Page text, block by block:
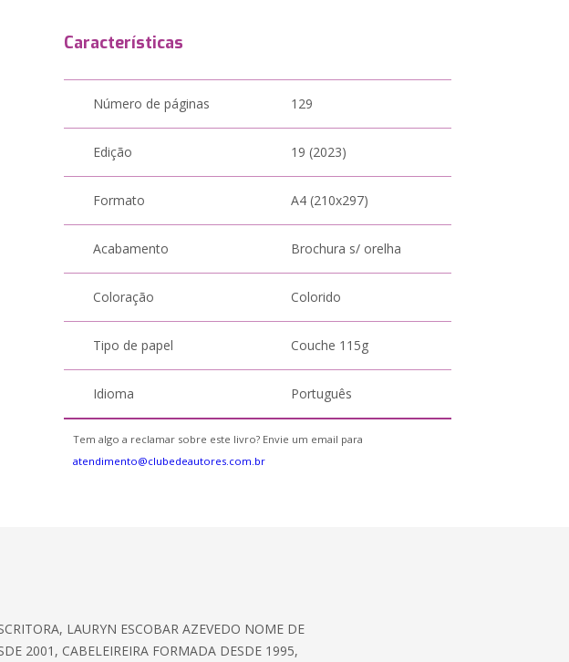
Características
Número de páginas 129
Edição 19 (2023)
Formato A4 (210x297)
Acabamento Brochura s/ orelha
Coloração Colorido
Tipo de papel Couche 115g
Idioma Português
Tem algo a reclamar sobre este livro? Envie um email para
atendimento@clubedeautores.com.br
LAURYN ESCOBAR AZEVEDO NOME DE
2001, CABELEIREIRA FORMADA DESDE 1995,